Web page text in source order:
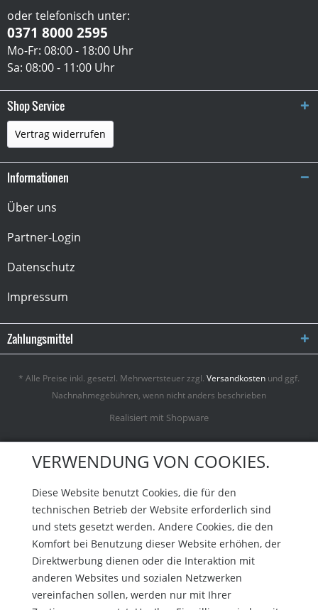
oder telefonisch unter:
0371 8000 2595
Mo-Fr: 08:00 - 18:00 Uhr
Sa: 08:00 - 11:00 Uhr
Shop Service
Vertrag widerrufen
Informationen
Über uns
Partner-Login
Datenschutz
Impressum
Zahlungsmittel
* Alle Preise inkl. gesetzl. Mehrwertsteuer zzgl. Versandkosten und ggf.
Nachnahmegebühren, wenn nicht anders beschrieben
Realisiert mit Shopware
VERWENDUNG VON COOKIES.
Diese Website benutzt Cookies, die für den
technischen Betrieb der Website erforderlich sind
und stets gesetzt werden. Andere Cookies, die den
Komfort bei Benutzung dieser Website erhöhen, der
Direktwerbung dienen oder die Interaktion mit
anderen Websites und sozialen Netzwerken
vereinfachen sollen, werden nur mit Ihrer